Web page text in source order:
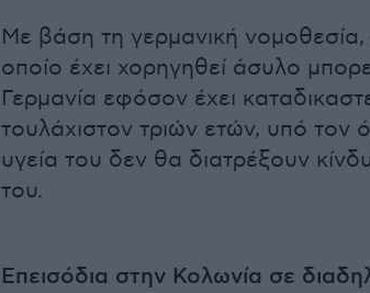
Με βάση τη γερμανική
οποίο έχει χορηγηθεί άσυλο
Γερμανία εφόσον έχει
τουλάχιστον τριών ετών, υπό
υγεία του δεν θα διατρέξουν
του.
Επεισόδια στην Κολωνία σε